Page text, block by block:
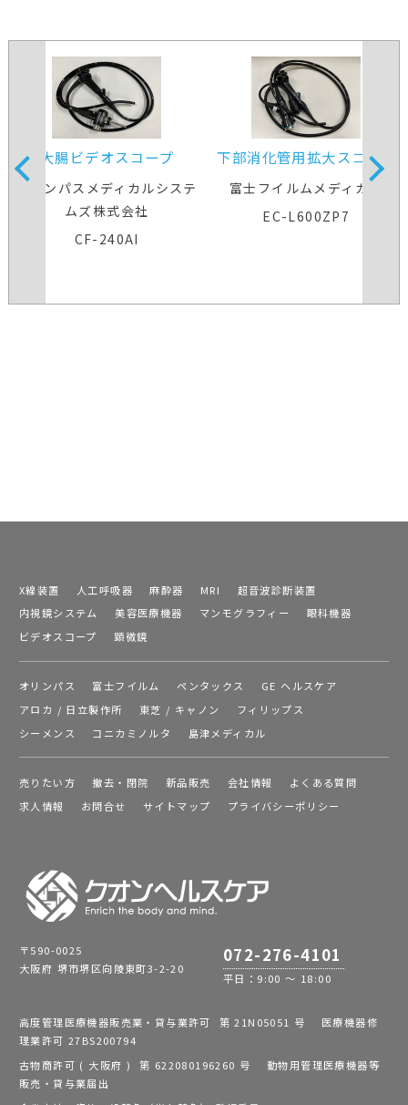
大腸ビデオスコープ
オリンパスメディカルシステ
ムズ株式会社
CF-240AI
下部消化管用拡大スコープ
富士フイルムメディカル
EC-L600ZP7
X線装置 人工呼吸器 麻酔器 MRI
超音波診断装置
内視鏡システム
美容医療機器 マンモグラフィー
眼科機器
ビデオスコープ
顕微鏡
オリンパス 富士フイルム ペンタックス
GE ヘルスケア
アロカ / 日立製作所
東芝 / キャノン
フィリップス
シーメンス
コニカミノルタ 島津メディカル
売りたい方 撤去・閉院 新品販売 会社情報
よくある質問
求人情報
お問合せ サイトマップ プライバシーポリシー
〒590-0025
大阪府 堺市堺区向陵東町3-2-20
072-276-4101
平日：9:00 ～ 18:00
高度管理医療機器販売業・貸与業許可 第 21N05051 号 医療機器修
理業許可 27BS200794
古物商許可 ( 大阪府 ) 第 622080196260 号 動物用管理医療機器等
販売・貸与業届出